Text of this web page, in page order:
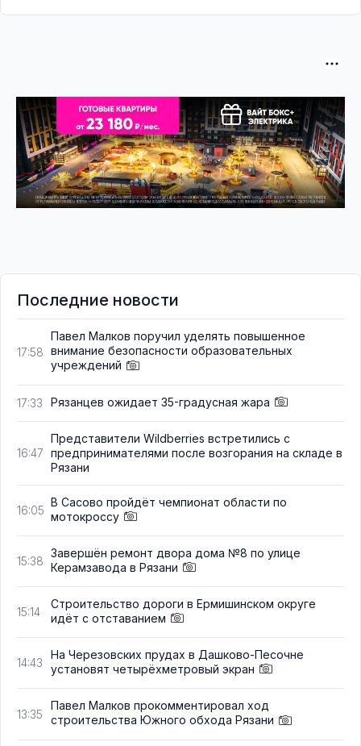
Последние новости
17:58
Павел Малков поручил уделять повышенное
внимание безопасности образовательных
учреждений
17:33 Рязанцев ожидает 35-градусная жара
16:47
Представители Wildberries встретились с
предпринимателями после возгорания на складе в
Рязани
16:05
В Сасово пройдёт чемпионат области по
мотокроссу
15:38
Завершён ремонт двора дома №8 по улице
Керамзавода в Рязани
15:14
Строительство дороги в Ермишинском округе
идёт с отставанием
14:43
На Черезовских прудах в Дашково-Песочне
установят четырёхметровый экран
13:35
Павел Малков прокомментировал ход
строительства Южного обхода Рязани